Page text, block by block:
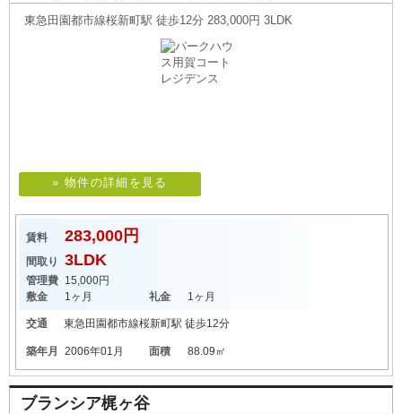
東急田園都市線桜新町駅 徒歩12分 283,000円 3LDK
» 物件の詳細を見る
賃料 283,000円
間取り 3LDK
管理費 15,000円
敷金
1ヶ月 礼金 1ヶ月
交通 東急田園都市線桜新町駅 徒歩12分
築年月 2006年01月 面積 88.09㎡
ブランシア梶ヶ谷